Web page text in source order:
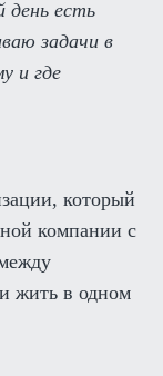
есть
задачи в
и где
который
компании с
жить в одном